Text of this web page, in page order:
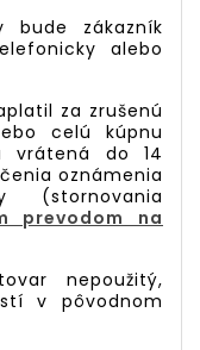
bude zákazník
alebo
za zrušenú
celú kúpnu
vrátená do 14
oznámenia
prevodom na
nepoužitý,
v pôvodnom